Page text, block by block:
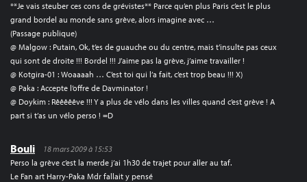
**Je vais steuber ces cons de grévistes** Parce qu’en plus Paris c’est le plus
grand bordel au monde sans grève, alors imagine avec …
(Passage publique)
@ Malgow : Putain, Ok, t’es de guauche ou du centre, mais t’insulte pas ceux
qui sont de droite !!! Bordel !!! J’aime pas la grève, j’aime travailler !
@ Kotgira-01 : Woaaaah … C’est toi qui l’a fait, c’est trop beau !!! X)
@ Paka : Accepte l’offre de Davminator !
@ Doykim : Rêêêêêve !!! Y a plus de vélo dans les villes quand c’est grève ! A
part si t’as un vélo perso ! =D
Bouli
18 mars 2009 à 15:53
Perso la grève c’est la merde j’ai 1h30 de trajet pour aller au taf.
Le Fan art Harry-Paka Mdr fallait y pensé